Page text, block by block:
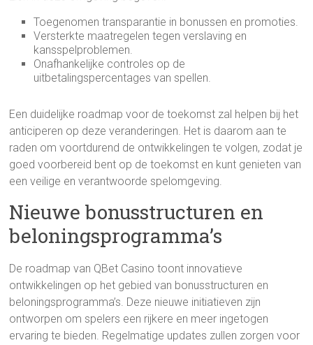
Toegenomen transparantie in bonussen en promoties.
Versterkte maatregelen tegen verslaving en
kansspelproblemen.
Onafhankelijke controles op de
uitbetalingspercentages van spellen.
Een duidelijke roadmap voor de toekomst zal helpen bij het
anticiperen op deze veranderingen. Het is daarom aan te
raden om voortdurend de ontwikkelingen te volgen, zodat je
goed voorbereid bent op de toekomst en kunt genieten van
een veilige en verantwoorde spelomgeving.
Nieuwe bonusstructuren en
beloningsprogramma’s
De roadmap van QBet Casino toont innovatieve
ontwikkelingen op het gebied van bonusstructuren en
beloningsprogramma’s. Deze nieuwe initiatieven zijn
ontworpen om spelers een rijkere en meer ingetogen
ervaring te bieden. Regelmatige updates zullen zorgen voor